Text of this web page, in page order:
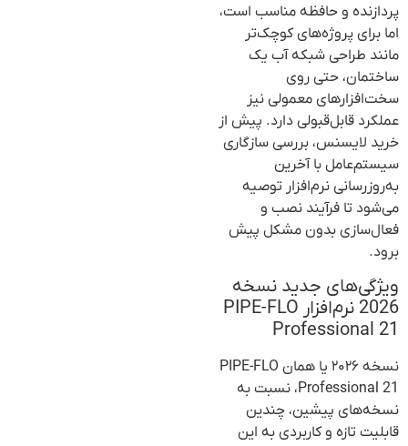
پردازنده و حافظه مناسب است،
اما برای پروژه‌های کوچک‌تر
مانند طراحی شبکه آب یک
ساختمان، حتی روی
سخت‌افزارهای معمولی نیز
عملکرد قابل‌قبولی دارد. پیش از
خرید لایسنس، بررسی سازگاری
سیستم‌عامل با آخرین
به‌روزرسانی نرم‌افزار توصیه
می‌شود تا فرآیند نصب و
فعال‌سازی بدون مشکل پیش
برود.
ویژگی‌های جدید نسخه
2026 نرم‌افزار PIPE-FLO
Professional 21
نسخه ۲۰۲۶ یا همان PIPE-FLO
Professional 21، نسبت به
نسخه‌های پیشین، چندین
قابلیت تازه و کاربردی به این